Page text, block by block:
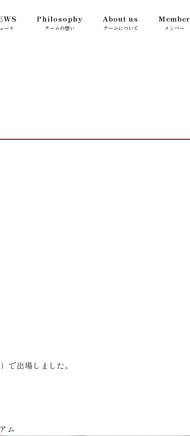
ース チームの想い
Philosophy
チームについて
About us
メンバー
Member
で出場しました。
ム